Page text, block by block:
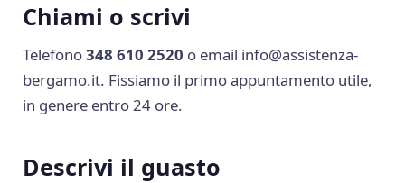
Chiami o scrivi
Telefono348 610 2520 o email info@assistenza-
bergamo.it. Fissiamo il primo appuntamento utile,
in genere entro 24 ore.
Descrivi il guasto